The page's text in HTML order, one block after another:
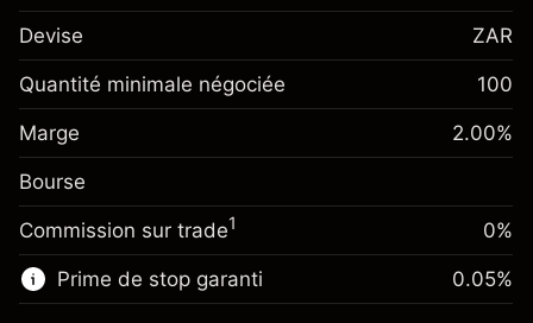
Marge. Votre
investissement
Ajustement des fonds
Frais sur la valeur totale de
la position
-0.00411 %
(-ZAR 2.06)
Taille de la position avec effet de levier
Valeur nominale avec effet de levier
~ZAR 49,000.00
Marge. Votre
ZAR 1,000.00
Ajustement des fonds
de overnight
Frais sur la valeur totale de
la position
-0.00411%
(-ZAR 2.06)
Taille de la position avec effet de levier
Devise ZAR
Quantité minimale négociée 100
Marge 2.00%
Bourse
Commission sur trade1 0%
Prime de stop garanti 0.05%